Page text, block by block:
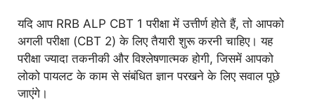
यदि आप RRB ALP CBT 1 परीक्षा में उत्तीर्ण होते हैं, तो आपको
अगली परीक्षा (CBT 2) के लिए तैयारी शुरू करनी चाहिए। यह
परीक्षा ज्यादा तकनीकी और विश्लेषणात्मक होगी, जिसमें आपको
लोको पायलट के काम से संबंधित ज्ञान परखने के लिए सवाल पूछे
जाएंगे।